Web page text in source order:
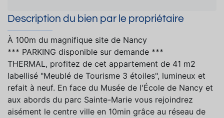
Description du bien par le propriétaire
À 100m du magnifique site de Nancy
*** PARKING disponible sur demande ***
THERMAL, profitez de cet appartement de 41 m2
labellisé "Meublé de Tourisme 3 étoiles", lumineux et
refait à neuf. En face du Musée de l'École de Nancy et
aux abords du parc Sainte-Marie vous rejoindrez
aisément le centre ville en 10min grâce au réseau de